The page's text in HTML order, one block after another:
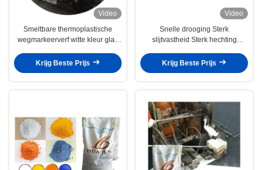
Video
Smeltbare thermoplastische
wegmarkeerverf witte kleur glad
Krijg Beste Prijs
Video
Snelle drooging Sterk
slijtvastheid Sterk hechting
gele convexe thermoplastische
wegmarkerende verf
Krijg Beste Prijs